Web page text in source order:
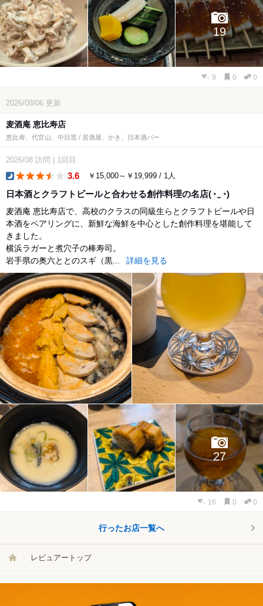
19
9 0 0
2026/08/06 更新
麦酒庵 恵比寿店
恵比寿、代官山、中目黒 / 居酒屋、かき、日本酒バー
2026/08 訪問 1回目
3.6 ￥15,000～￥19,999 / 1人
日本酒とクラフトビールと合わせる創作料理の名店(⁠◔⁠‿⁠◔⁠)
麦酒庵 恵比寿店で、高校のクラスの同級生らとクラフトビールや日
本酒をペアリングに、新鮮な海鮮を中心とした創作料理を堪能して
きました。
横浜ラガーと煮穴子の棒寿司。
岩手県の奥六ととのスギ（黒...
詳細を見る
27
16 0 0
行ったお店一覧へ
レビュアートップ